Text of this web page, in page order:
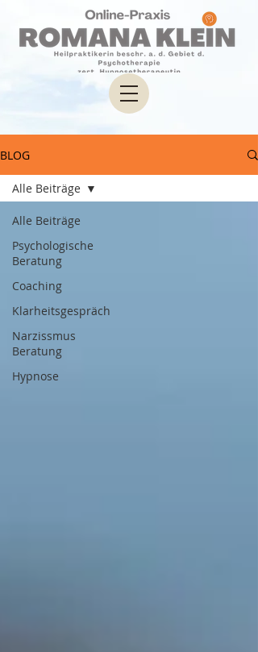
BLOG
Alle Beiträge
Psychologische
Beratung
Coaching
Klarheitsgespräch
Narzissmus
Beratung
Hypnose
Alle Beiträge